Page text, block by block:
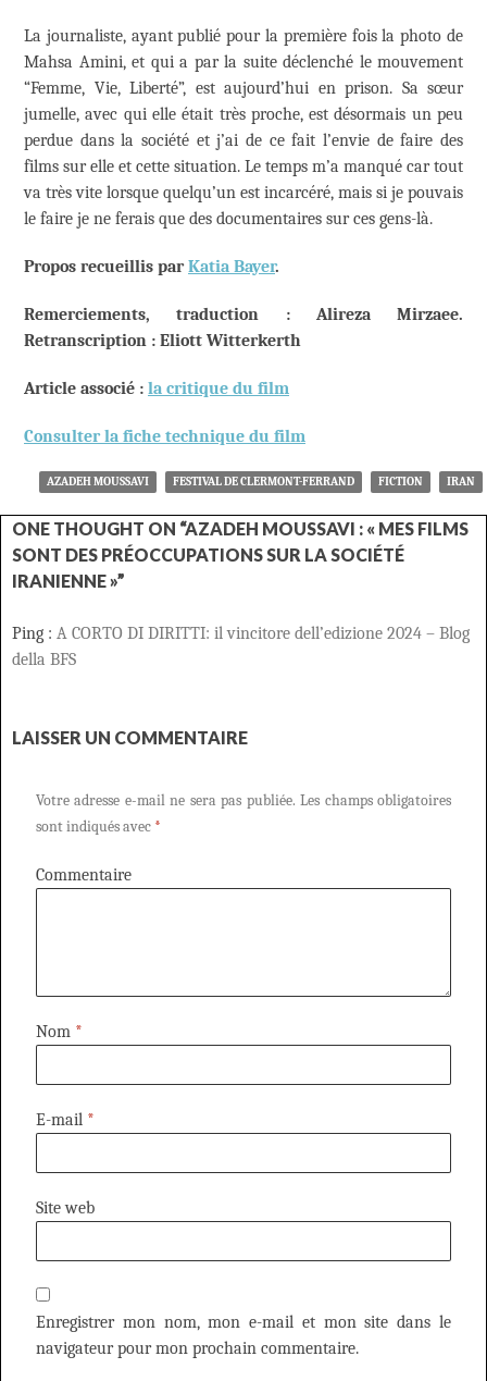
La journaliste, ayant publié pour la première fois la photo de
Mahsa Amini, et qui a par la suite déclenché le mouvement
“Femme, Vie, Liberté”, est aujourd’hui en prison. Sa sœur
jumelle, avec qui elle était très proche, est désormais un peu
perdue dans la société et j’ai de ce fait l’envie de faire des
films sur elle et cette situation. Le temps m’a manqué car tout
va très vite lorsque quelqu’un est incarcéré, mais si je pouvais
le faire je ne ferais que des documentaires sur ces gens-là.
Propos recueillis parKatia Bayer.
Remerciements, traduction : Alireza Mirzaee.
Retranscription : Eliott Witterkerth
Article associé : la critique du film
Consulter la fiche technique du film
AZADEH MOUSSAVI FESTIVAL DE CLERMONT-FERRAND FICTION IRAN
ONE THOUGHT ON “AZADEH MOUSSAVI : « MES FILMS
SONT DES PRÉOCCUPATIONS SUR LA SOCIÉTÉ
IRANIENNE »”
Ping : A CORTO DI DIRITTI: il vincitore dell’edizione 2024 – Blog
della BFS
LAISSER UN COMMENTAIRE
Votre adresse e-mail ne sera pas publiée. Les champs obligatoires
sont indiqués avec *
Commentaire
Nom *
E-mail *
Site web
Enregistrer mon nom, mon e-mail et mon site dans le
navigateur pour mon prochain commentaire.